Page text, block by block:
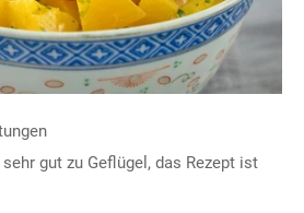
gut zu Geflügel, das Rezept ist